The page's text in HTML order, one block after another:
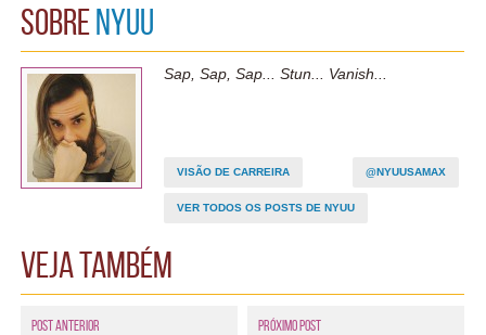
SobreNyuu
Sap, Sap, Sap... Stun... Vanish...
VISÃO DE CARREIRA @NYUUSAMAX
VER TODOS OS POSTS DE NYUU
Veja também
Post Anterior Próximo Post